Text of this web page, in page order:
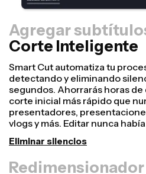
Agregar
Corte Inteligente
Redimensionador
¡Reutiliza videos más rápido y
profesionales con nuestra
En solo unos cuantos clics,
y ajustarlo para que tenga el
cualquier otra plataforma, ya
Instagram, Twitter, Linkedin o